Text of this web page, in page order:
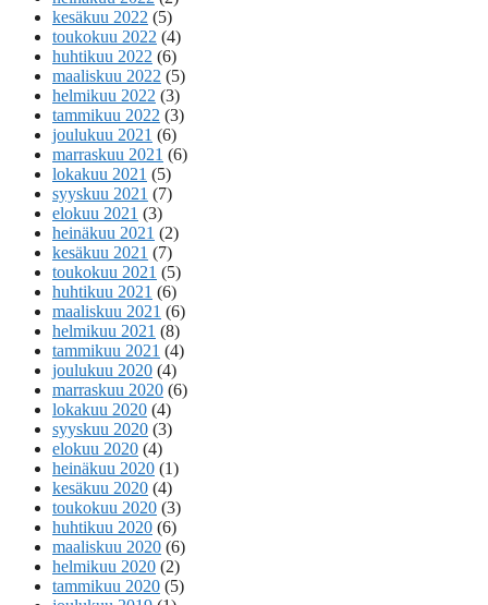
kesäkuu 2022 (5)
toukokuu 2022 (4)
huhtikuu 2022 (6)
maaliskuu 2022 (5)
helmikuu 2022 (3)
tammikuu 2022 (3)
joulukuu 2021 (6)
marraskuu 2021 (6)
lokakuu 2021 (5)
syyskuu 2021 (7)
elokuu 2021 (3)
heinäkuu 2021 (2)
kesäkuu 2021 (7)
toukokuu 2021 (5)
huhtikuu 2021 (6)
maaliskuu 2021 (6)
helmikuu 2021 (8)
tammikuu 2021 (4)
joulukuu 2020 (4)
marraskuu 2020 (6)
lokakuu 2020 (4)
syyskuu 2020 (3)
elokuu 2020 (4)
heinäkuu 2020 (1)
kesäkuu 2020 (4)
toukokuu 2020 (3)
huhtikuu 2020 (6)
maaliskuu 2020 (6)
helmikuu 2020 (2)
tammikuu 2020 (5)